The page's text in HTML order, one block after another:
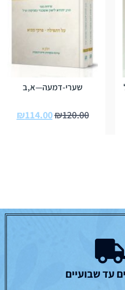
שערי-דמעה—א,ב
₪120.00
₪114.00
עד שבועיים